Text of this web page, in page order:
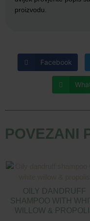
proizvodu.
Facebook
POVEZANI
OILY DANDRUFF
SHAMPOO WITH
WILLOW &